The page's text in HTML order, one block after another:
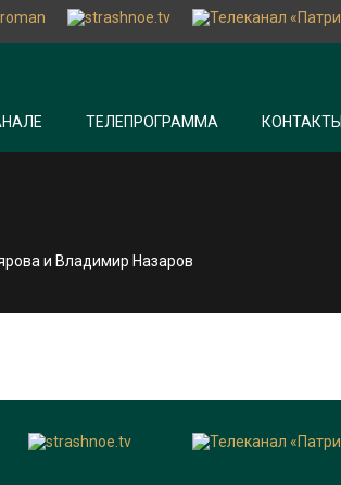
ТЕЛЕПРОГРАММА КОНТАКТЫ
и Владимир Назаров